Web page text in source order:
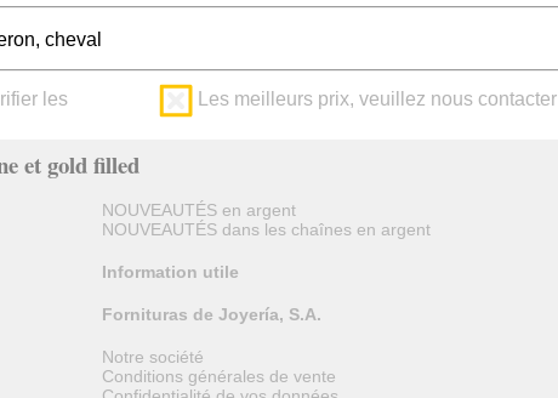
cheval
les
Les meilleurs prix, veuillez nous contacter
et gold filled
NOUVEAUTÉS en argent
NOUVEAUTÉS dans les chaînes en argent
Information utile
Fornituras de Joyería, S.A.
Notre société
Conditions générales de vente